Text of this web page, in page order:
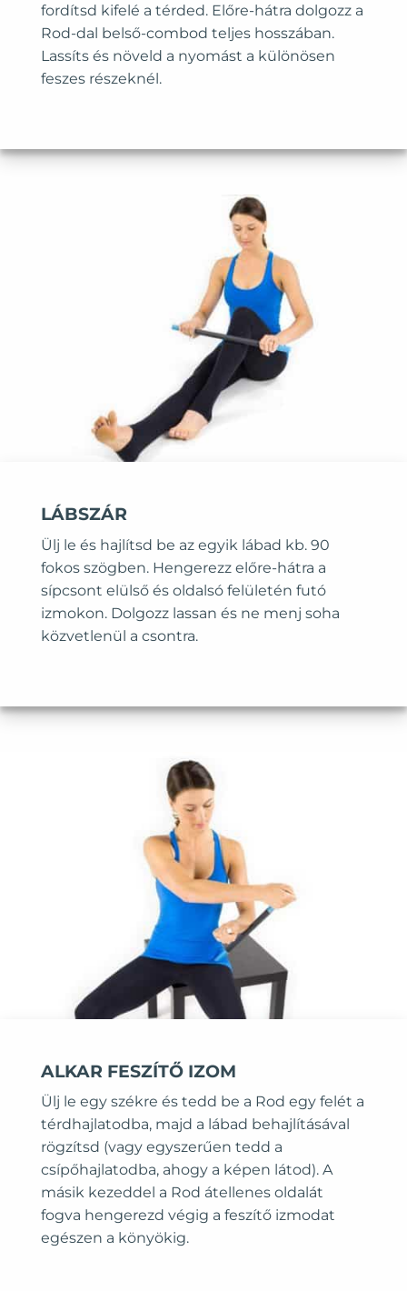
fordítsd kifelé a térded. Előre-hátra dolgozz a
Rod-dal belső-combod teljes hosszában.
Lassíts és növeld a nyomást a különösen
feszes részeknél.
LÁBSZÁR
Ülj le és hajlítsd be az egyik lábad kb. 90
fokos szögben. Hengerezz előre-hátra a
sípcsont elülső és oldalsó felületén futó
izmokon. Dolgozz lassan és ne menj soha
közvetlenül a csontra.
ALKAR FESZÍTŐ IZOM
Ülj le egy székre és tedd be a Rod egy felét a
térdhajlatodba, majd a lábad behajlításával
rögzítsd (vagy egyszerűen tedd a
csípőhajlatodba, ahogy a képen látod). A
másik kezeddel a Rod átellenes oldalát
fogva hengerezd végig a feszítő izmodat
egészen a könyökig.